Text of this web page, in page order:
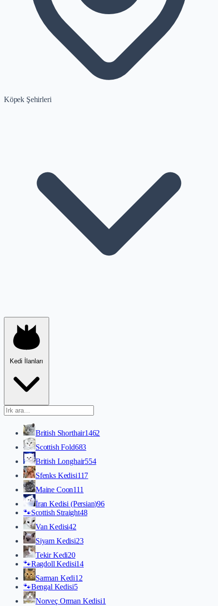
Köpek Şehirleri
Kedi İlanları
British Shorthair1462
Scottish Fold683
British Longhair554
Sfenks Kedisi117
Maine Coon111
İran Kedisi (Persian)96
🐾Scottish Straight48
Van Kedisi42
Siyam Kedisi23
Tekir Kedi20
🐾Ragdoll Kedisi14
Sarman Kedi12
🐾Bengal Kedisi5
Norveç Orman Kedisi1